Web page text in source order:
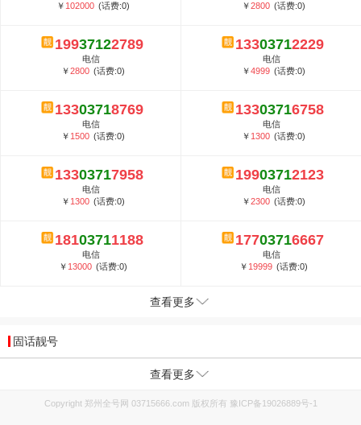
￥ 102000 (话费:0)
￥2800 (话费:0)
19937122789
电信
￥2800 (话费:0)
13303712229
电信
￥4999 (话费:0)
13303718769
电信
￥ 1500 (话费:0)
13303716758
电信
￥ 1300 (话费:0)
13303717958
电信
￥ 1300 (话费:0)
19903712123
电信
￥2300 (话费:0)
18103711188
电信
￥ 13000 (话费:0)
17703716667
电信
￥ 19999 (话费:0)
查看更多
固话靓号
查看更多
Copyright 郑州全号网 03715666.com 版权所有 豫ICP备19026889号-1